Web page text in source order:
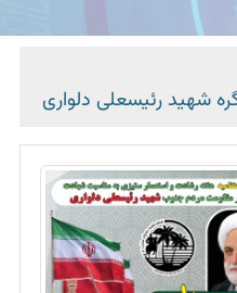
شهید رئیسعلی دلواری